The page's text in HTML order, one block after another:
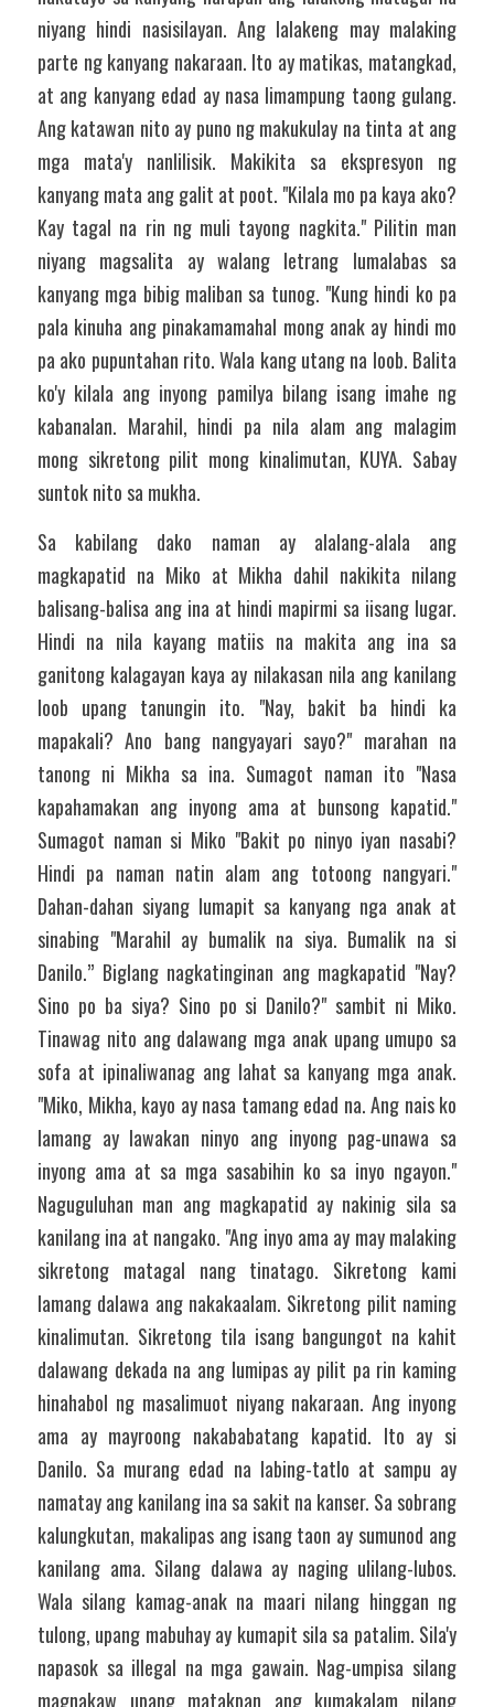
niyang hindi nasisilayan. Ang lalakeng may malaking
parte ng kanyang nakaraan. Ito ay matikas, matangkad,
at ang kanyang edad ay nasa limampung taong gulang.
Ang katawan nito ay puno ng makukulay na tinta at ang
mga mata'y nanlilisik. Makikita sa ekspresyon ng
kanyang mata ang galit at poot. "Kilala mo pa kaya ako?
Kay tagal na rin ng muli tayong nagkita." Pilitin man
niyang magsalita ay walang letrang lumalabas sa
kanyang mga bibig maliban sa tunog. "Kung hindi ko pa
pala kinuha ang pinakamamahal mong anak ay hindi mo
pa ako pupuntahan rito. Wala kang utang na loob. Balita
ko'y kilala ang inyong pamilya bilang isang imahe ng
kabanalan. Marahil, hindi pa nila alam ang malagim
mong sikretong pilit mong kinalimutan, KUYA. Sabay
suntok nito sa mukha.
Sa kabilang dako naman ay alalang-alala ang
magkapatid na Miko at Mikha dahil nakikita nilang
balisang-balisa ang ina at hindi mapirmi sa iisang lugar.
Hindi na nila kayang matiis na makita ang ina sa
ganitong kalagayan kaya ay nilakasan nila ang kanilang
loob upang tanungin ito. "Nay, bakit ba hindi ka
mapakali? Ano bang nangyayari sayo?" marahan na
tanong ni Mikha sa ina. Sumagot naman ito "Nasa
kapahamakan ang inyong ama at bunsong kapatid."
Sumagot naman si Miko "Bakit po ninyo iyan nasabi?
Hindi pa naman natin alam ang totoong nangyari."
Dahan-dahan siyang lumapit sa kanyang nga anak at
sinabing "Marahil ay bumalik na siya. Bumalik na si
Danilo.” Biglang nagkatinginan ang magkapatid "Nay?
Sino po ba siya? Sino po si Danilo?" sambit ni Miko.
Tinawag nito ang dalawang mga anak upang umupo sa
sofa at ipinaliwanag ang lahat sa kanyang mga anak.
"Miko, Mikha, kayo ay nasa tamang edad na. Ang nais ko
lamang ay lawakan ninyo ang inyong pag-unawa sa
inyong ama at sa mga sasabihin ko sa inyo ngayon."
Naguguluhan man ang magkapatid ay nakinig sila sa
kanilang ina at nangako. "Ang inyo ama ay may malaking
sikretong matagal nang tinatago. Sikretong kami
lamang dalawa ang nakakaalam. Sikretong pilit naming
kinalimutan. Sikretong tila isang bangungot na kahit
dalawang dekada na ang lumipas ay pilit pa rin kaming
hinahabol ng masalimuot niyang nakaraan. Ang inyong
ama ay mayroong nakababatang kapatid. Ito ay si
Danilo. Sa murang edad na labing-tatlo at sampu ay
namatay ang kanilang ina sa sakit na kanser. Sa sobrang
kalungkutan, makalipas ang isang taon ay sumunod ang
kanilang ama. Silang dalawa ay naging ulilang-lubos.
Wala silang kamag-anak na maari nilang hinggan ng
tulong, upang mabuhay ay kumapit sila sa patalim. Sila'y
napasok sa illegal na mga gawain. Nag-umpisa silang
magnakaw upang matakpan ang kumakalam nilang